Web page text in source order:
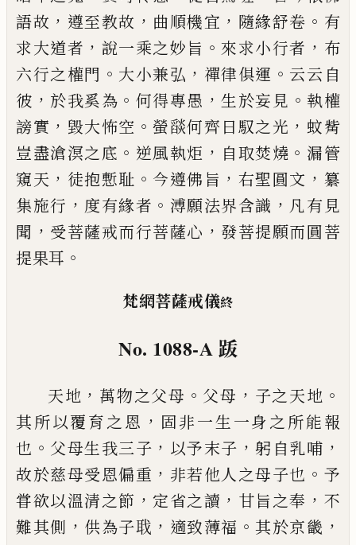
語故 ， 遵至教故 ， 曲順機宜 ， 隨緣舒卷 。 有
求大道者 ， 說一乘之妙旨 。 來求小行者 ， 布
六行之權門 。 大小兼弘 ， 禪律俱運 。 云云自
彼 ， 於我奚為 。 何得專愚 ，生於妄見 。 執權
謗實 ， 毀大怖空 。螢𦦨何齊日馭之光 ， 蚊觜
豈盡滄溟之底 。 逆風執炬 ， 自取焚燒 。 漏管
窺天 ， 徒抱慙耻 。 今遵佛旨 ， 右聖圓文 ， 纂
集施行 ， 度有緣者 。 溥願法界含識 ， 凡有見
聞 ， 受菩薩戒而行菩薩心 ， 發菩提願而圓菩
提果耳 。
梵網菩薩戒儀終
No. 1088-A 䟦
天地 ， 萬物之父母 。 父母 ， 子之天地 。
其所以覆育之恩 ， 固非一生一身之所能報
也 。 父母生我三子 ， 以予末子 ， 躬自乳哺 ，
故於慈母受恩偏重 ， 非若他人之母子也 。 予
甞欲以溫清之節 ， 定省之讀 ， 甘旨之奉 ， 不
難其側 ， 供為子聀 ， 適致薄福 。其於京畿 ，